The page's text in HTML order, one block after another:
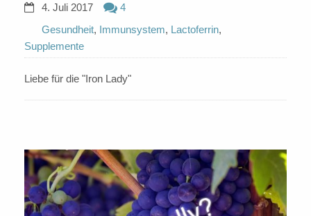
4. Juli 2017
4
Gesundheit, Immunsystem, Lactoferrin,
Supplemente
Liebe für die "Iron Lady"